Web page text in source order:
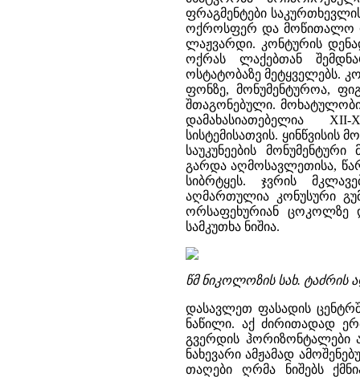
ფრაგმენტები
ოქროსფერ და მოწითალო
ლაჟვარდი. კონტურის
ოქრას ლაქებთან
ოსტატობაზე მეტყველებს.
ფონზე, მონუმენტუროა,
შთაგონებული.
დამახასიათებელია
სისტემისათვის.
საუკუნეების
გარდა აღმოსავლეთისა,
სიბრტყეს. ჯვრის
აღმართულია კონუსური
ორსაფეხურიან ცოკოლზე
სამკუთხა ნიშია.
წმ ნიკოლოზის სახ. ტაძრის
დასავლეთ ფასადის
ნაწილი. აქ ძირითადად
გვერდის ჰორიზონტალები
ნახევარი ამჟამად
თაღები ღრმა ნიშებს